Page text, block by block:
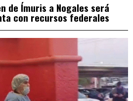
de Ímuris a Nogales será
con recursos federales